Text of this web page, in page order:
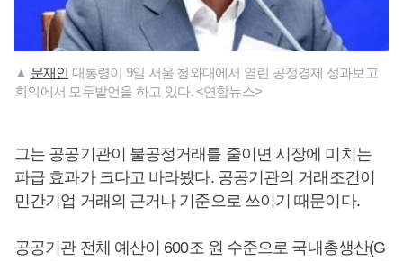
▲ 문재인 대통령이 9일 서울 청와대에서 열린 공정경제 성과보고
회의에서 모두발언을 하고 있다. <연합뉴스>
그는 공공기관이 불공정거래를 줄이면 시장에 미치는
파급 효과가 크다고 바라봤다. 공공기관의 거래조건이
민간기업 거래의 근거나 기준으로 쓰이기 때문이다.
공공기관 전체 예산이 600조 원 수준으로 국내총생산(G